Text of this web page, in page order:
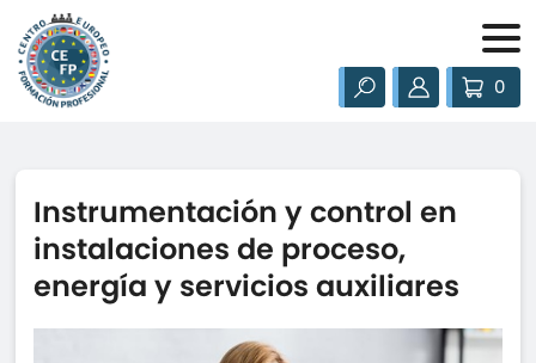
0
Instrumentación y control en
instalaciones de proceso,
energía y servicios auxiliares